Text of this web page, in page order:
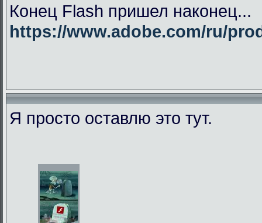
Конец Flash пришел наконец...
https://www.adobe.com/ru/
Я просто оставлю это тут.